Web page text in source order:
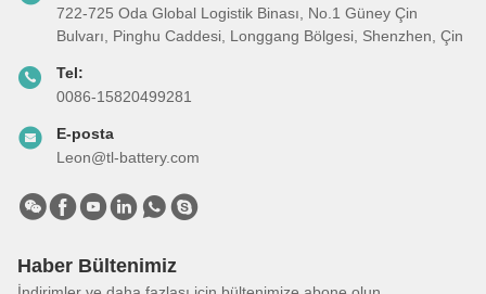
722-725 Oda Global Logistik Binası, No.1 Güney Çin
Bulvarı, Pinghu Caddesi, Longgang Bölgesi, Shenzhen, Çin
Tel:
0086-15820499281
E-posta
Leon@tl-battery.com
Haber Bültenimiz